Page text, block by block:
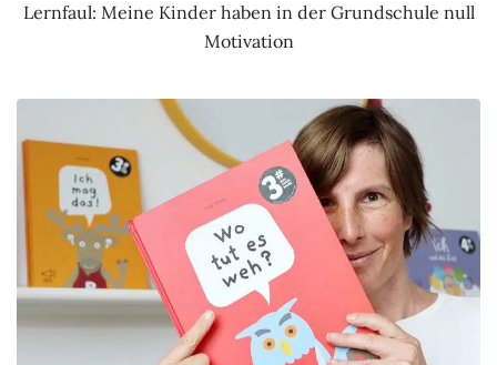
Lernfaul: Meine Kinder haben in der Grundschule null
Motivation